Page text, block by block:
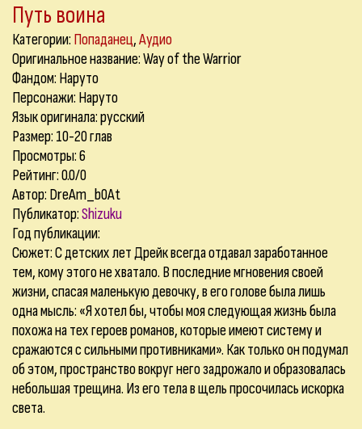
Путь воина
Категории: Попаданец,Аудио
Оригинальное название: Way of the Warrior
Фандом: Наруто
Персонажи: Наруто
Язык оригинала: русский
Размер: 10-20 глав
Просмотры: 6
Рейтинг: 0.0/0
Автор: DreAm_b0At
Публикатор:Shizuku
Год публикации:
Сюжет: С детских лет Дрейк всегда отдавал заработанное
тем, кому этого не хватало. В последние мгновения своей
жизни, спасая маленькую девочку, в его голове была лишь
одна мысль: «Я хотел бы, чтобы моя следующая жизнь была
похожа на тех героев романов, которые имеют систему и
сражаются с сильными противниками». Как только он подумал
об этом, пространство вокруг него задрожало и образовалась
небольшая трещина. Из его тела в щель просочилась искорка
света.